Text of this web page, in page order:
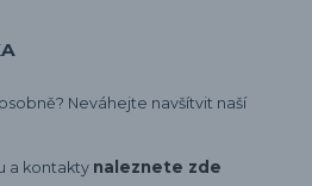
Neváhejte navšítvit naší
a kontakty naleznete zde